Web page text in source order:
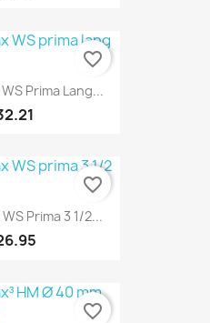
Prima Lang...
favorite_border
Prima 3 1/2...
favorite_border
favorite_border